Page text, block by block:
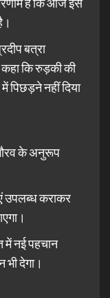
बत्रा
कि रुड़की की
पिछड़ने नहीं दिया
के अनुरूप
उपलब्ध कराकर
नई पहचान
भी देगा।